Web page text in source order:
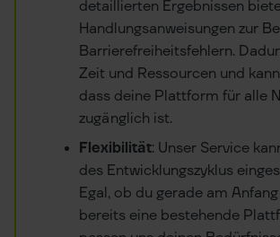
detaillierten Ergebnissen
Handlungsanweisungen zur
Barrierefreiheitsfehlern.
Zeit und Ressourcen und
dass deine Plattform für alle
zugänglich ist.
Flexibilität: Unser Service
des Entwicklungszyklus
Egal, ob du gerade am
bereits eine bestehende